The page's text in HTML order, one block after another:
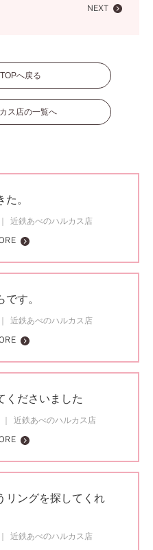
NEXT
へ戻る
ス店の一覧へ
。
近鉄あべのハルカス店
す。
近鉄あべのハルカス店
くださいました
近鉄あべのハルカス店
リングを探してくれ
近鉄あべのハルカス店